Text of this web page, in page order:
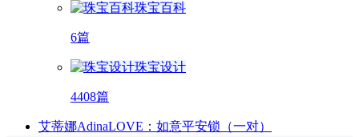
珠宝百科
6篇
珠宝设计
4408篇
艾蒂娜AdinaLOVE：如意平安锁（一对）